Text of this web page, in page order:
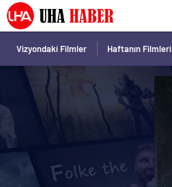
Vizyondaki Filmler Haftanın Filmleri